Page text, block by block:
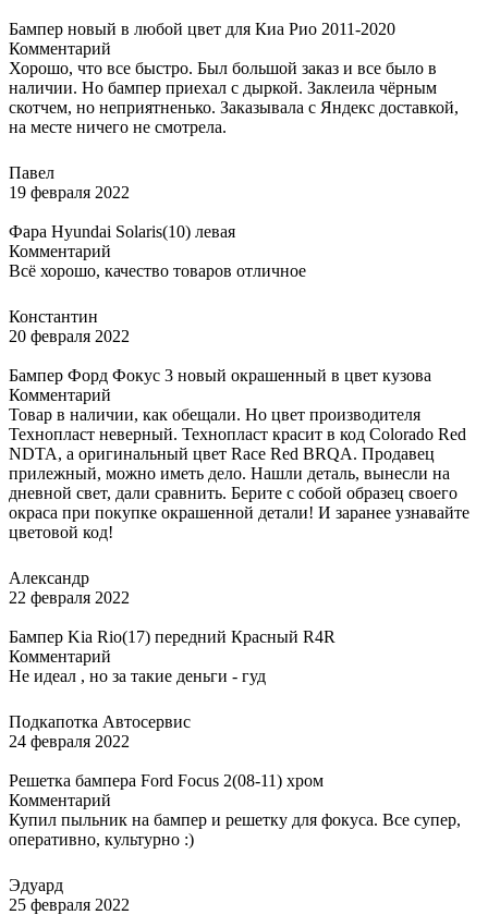
Бампер новый в любой цвет для Киа Рио 2011-2020
Комментарий
Хорошо, что все быстро. Был большой заказ и все было в
наличии. Но бампер приехал с дыркой. Заклеила чёрным
скотчем, но неприятненько. Заказывала с Яндекс доставкой,
на месте ничего не смотрела.
Павел
19 февраля 2022
Фара Hyundai Solaris(10) левая
Комментарий
Всё хорошо, качество товаров отличное
Константин
20 февраля 2022
Бампер Форд Фокус 3 новый окрашенный в цвет кузова
Комментарий
Товар в наличии, как обещали. Но цвет производителя
Технопласт неверный. Технопласт красит в код Colorado Red
NDTA, а оригинальный цвет Race Red BRQA. Продавец
прилежный, можно иметь дело. Нашли деталь, вынесли на
дневной свет, дали сравнить. Берите с собой образец своего
окраса при покупке окрашенной детали! И заранее узнавайте
цветовой код!
Александр
22 февраля 2022
Бампер Kia Rio(17) передний Красный R4R
Комментарий
Не идеал , но за такие деньги - гуд
Подкапотка Автосервис
24 февраля 2022
Решетка бампера Ford Focus 2(08-11) хром
Комментарий
Купил пыльник на бампер и решетку для фокуса. Все супер,
оперативно, культурно :)
Эдуард
25 февраля 2022